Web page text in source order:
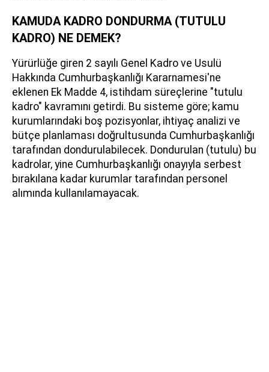
KAMUDA KADRO DONDURMA (TUTULU
KADRO) NE DEMEK?
Yürürlüğe giren 2 sayılı Genel Kadro ve Usulü
Hakkında Cumhurbaşkanlığı Kararnamesi'ne
eklenen Ek Madde 4, istihdam süreçlerine "tutulu
kadro" kavramını getirdi. Bu sisteme göre; kamu
kurumlarındaki boş pozisyonlar, ihtiyaç analizi ve
bütçe planlaması doğrultusunda Cumhurbaşkanlığı
tarafından dondurulabilecek. Dondurulan (tutulu) bu
kadrolar, yine Cumhurbaşkanlığı onayıyla serbest
bırakılana kadar kurumlar tarafından personel
alımında kullanılamayacak.